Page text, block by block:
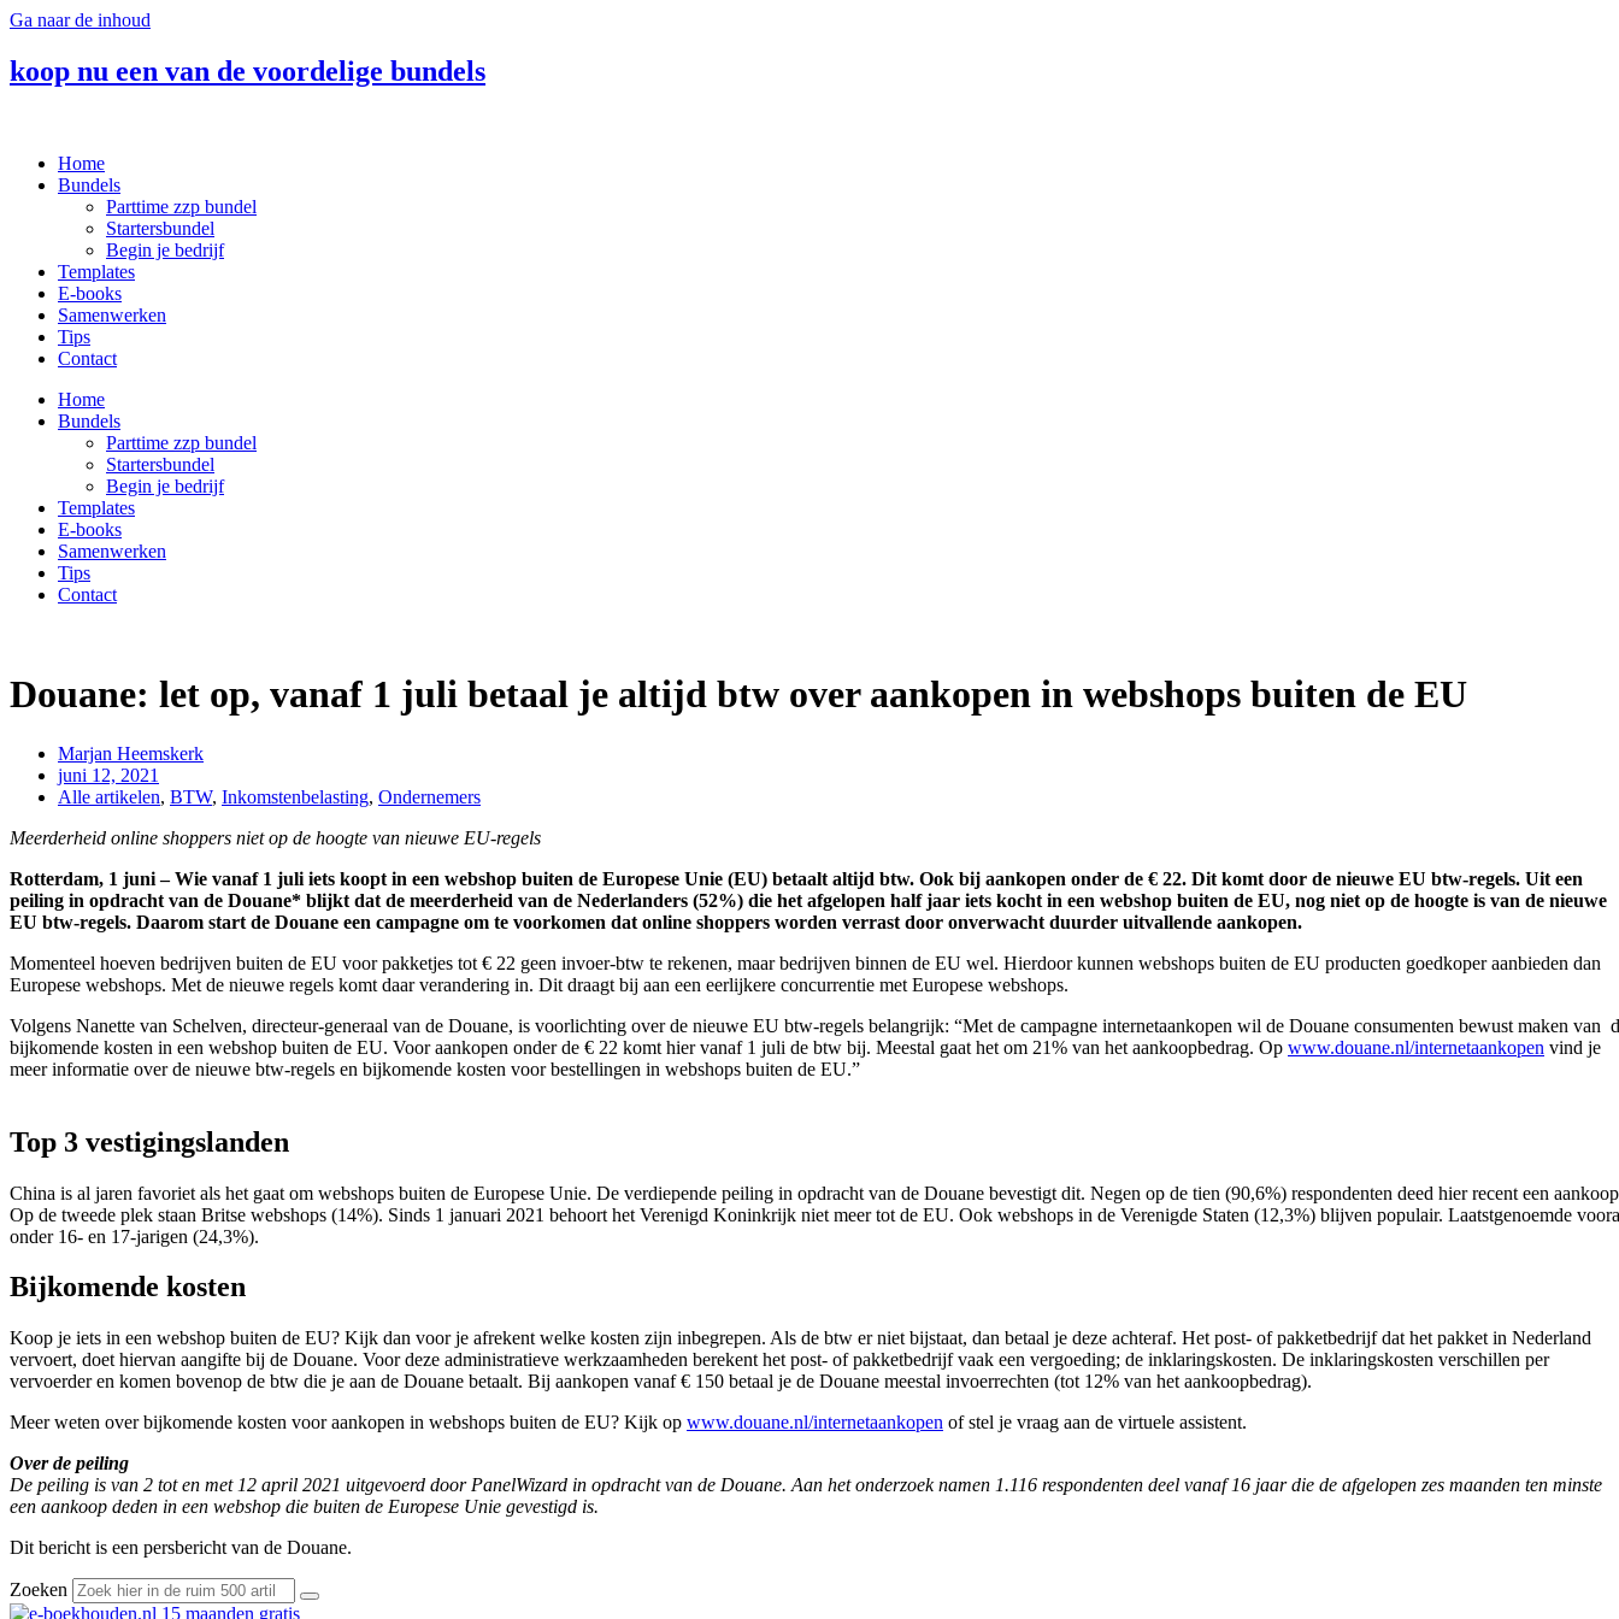
Ga naar de inhoud
koop nu een van de voordelige bundels
Home
Bundels
Parttime zzp bundel
Startersbundel
Begin je bedrijf
Templates
E-books
Samenwerken
Tips
Contact
Home
Bundels
Parttime zzp bundel
Startersbundel
Begin je bedrijf
Templates
E-books
Samenwerken
Tips
Contact
Douane: let op, vanaf 1 juli betaal je altijd btw over aankopen in webshops buiten de EU
Marjan Heemskerk
juni 12, 2021
Alle artikelen, BTW, Inkomstenbelasting, Ondernemers
Meerderheid online shoppers niet op de hoogte van nieuwe EU-regels
Rotterdam, 1 juni – Wie vanaf 1 juli iets koopt in een webshop buiten de Europese Unie (EU) betaalt altijd btw. Ook bij aankopen onder de € 22. Dit komt door de nieuwe EU btw-regels. Uit een
peiling in opdracht van de Douane* blijkt dat de meerderheid van de Nederlanders (52%) die het afgelopen half jaar iets kocht in een webshop buiten de EU, nog niet op de hoogte is van de nieuwe
EU btw-regels. Daarom start de Douane een campagne om te voorkomen dat online shoppers worden verrast door onverwacht duurder uitvallende aankopen.
Momenteel hoeven bedrijven buiten de EU voor pakketjes tot € 22 geen invoer-btw te rekenen, maar bedrijven binnen de EU wel. Hierdoor kunnen webshops buiten de EU producten goedkoper aanbieden dan
Europese webshops. Met de nieuwe regels komt daar verandering in. Dit draagt bij aan een eerlijkere concurrentie met Europese webshops.
Volgens Nanette van Schelven, directeur-generaal van de Douane, is voorlichting over de nieuwe EU btw-regels belangrijk: “Met de campagne internetaankopen wil de Douane consumenten bewust maken van
bijkomende kosten in een webshop buiten de EU. Voor aankopen onder de € 22 komt hier vanaf 1 juli de btw bij. Meestal gaat het om 21% van het aankoopbedrag. Op www.douane.nl/internetaankopen vind je
meer informatie over de nieuwe btw-regels en bijkomende kosten voor bestellingen in webshops buiten de EU.”
Top 3 vestigingslanden
China is al jaren favoriet als het gaat om webshops buiten de Europese Unie. De verdiepende peiling in opdracht van de Douane bevestigt dit. Negen op de tien (90,6%) respondenten deed hier recent een
Op de tweede plek staan Britse webshops (14%). Sinds 1 januari 2021 behoort het Verenigd Koninkrijk niet meer tot de EU. Ook webshops in de Verenigde Staten (12,3%) blijven populair. Laatstgenoemde
onder 16- en 17-jarigen (24,3%).
Bijkomende kosten
Koop je iets in een webshop buiten de EU? Kijk dan voor je afrekent welke kosten zijn inbegrepen. Als de btw er niet bijstaat, dan betaal je deze achteraf. Het post- of pakketbedrijf dat het pakket in Nederland
vervoert, doet hiervan aangifte bij de Douane. Voor deze administratieve werkzaamheden berekent het post- of pakketbedrijf vaak een vergoeding; de inklaringskosten. De inklaringskosten verschillen per
vervoerder en komen bovenop de btw die je aan de Douane betaalt. Bij aankopen vanaf € 150 betaal je de Douane meestal invoerrechten (tot 12% van het aankoopbedrag).
Meer weten over bijkomende kosten voor aankopen in webshops buiten de EU? Kijk op www.douane.nl/internetaankopen of stel je vraag aan de virtuele assistent.
Over de peiling
De peiling is van 2 tot en met 12 april 2021 uitgevoerd door PanelWizard in opdracht van de Douane. Aan het onderzoek namen 1.116 respondenten deel vanaf 16 jaar die de afgelopen zes maanden ten minste
een aankoop deden in een webshop die buiten de Europese Unie gevestigd is.
Dit bericht is een persbericht van de Douane.
Zoeken